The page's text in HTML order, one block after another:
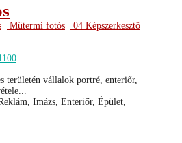
Műtermi fotós
04 Képszerkesztő
területén vállalok portré, enteriőr,
Imázs, Enteriőr, Épület,